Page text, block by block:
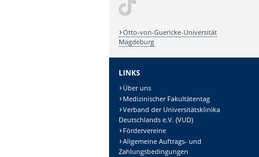
Otto-von-Guericke-Universität
Magdeburg
LINKS
Über uns
Medizinischer Fakultätentag
Verband der Universitätsklinika
Deutschlands e.V. (VUD)
Fördervereine
Allgemeine Auftrags- und
Zahlungsbedingungen